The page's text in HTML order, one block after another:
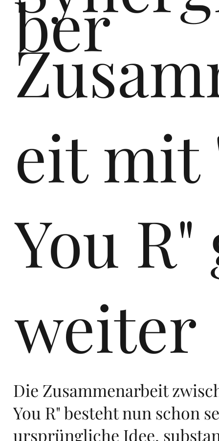
eit mit
You
weiter
ber
Die Zusammenarbeit
You R" besteht nun schon
ursprüngliche Idee,
e
de
r
ers
te